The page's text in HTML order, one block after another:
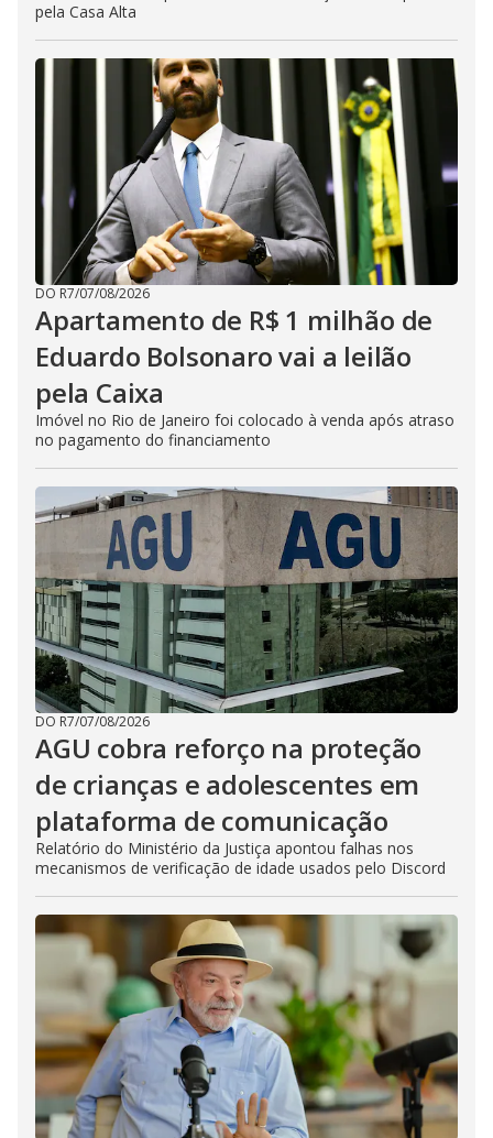
pela Casa Alta
DO R7/07/08/2026
Apartamento de R$ 1 milhão de
Eduardo Bolsonaro vai a leilão
pela Caixa
Imóvel no Rio de Janeiro foi colocado à venda após atraso
no pagamento do financiamento
DO R7/07/08/2026
AGU cobra reforço na proteção
de crianças e adolescentes em
plataforma de comunicação
Relatório do Ministério da Justiça apontou falhas nos
mecanismos de verificação de idade usados pelo Discord